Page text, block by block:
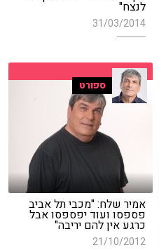
לנצח"
31/03/2014
ספורט
אמיר שלח: "מכבי תל אביב
פספסו ועוד יפספסו אבל
כרגע אין להם יריבה"
21/10/2012